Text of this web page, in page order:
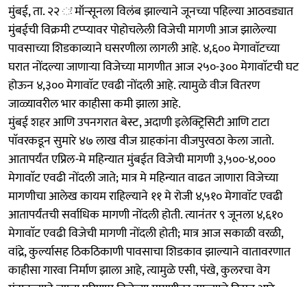
मुंबई, ता. २२ ः मॉन्सूनला विलंब झाल्याने जूनच्या पहिल्या आठवड्यात
मुंबईची विक्रमी टप्प्यावर पोहोचलेली विजेची मागणी आज झालेल्या
पावसाच्या शिडकाव्याने घसरणीला लागली आहे. ४,६०० मेगावाॅटच्या
घरात नोंदल्या जाणाऱ्या विजेच्या मागणीत आज २५०-३०० मेगावाॅटची घट
होऊन ४,३०० मेगावाॅट एवढी नोंदली आहे. त्यामुळे वीज वितरण
जाळ्यावरील भार काहीसा कमी झाला आहे.
मुंबई शहर आणि उपनगरात बेस्ट, अदाणी इलेक्ट्रिसिटी आणि टाटा
पाॅवरकडून सुमारे ४७ लाख वीज ग्राहकांना वीजपुरवठा केला जातो.
आतापर्यंत एप्रिल-मे महिन्यात मुंबईत विजेची मागणी ३,५००-४,०००
मेगावाॅट एवढी नोंदली जाते; मात्र मे महिन्यात वाढत जाणारा विजेच्या
मागणीचा आलेख कायम राहिल्याने ११ मे रोजी ४,५१० मेगावाॅट एवढी
आतापर्यंतची सर्वाधिक मागणी नोंदली होती. त्यानंतर ९ जूनला ४,६१०
मेगावाॅट एवढी विजेची मागणी नोंदली होती; मात्र आज सकाळी वरळी,
वांद्रे, कुर्ल्यासह ठिकठिकाणी पावसाचा शिडकाव झाल्याने वातावरणात
काहीसा गारवा निर्माण झाला आहे, त्यामुळे एसी, पंखे, कुलरचा वेग